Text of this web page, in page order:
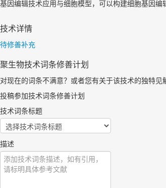
基因编辑技术应用与细胞模型，可以构建细胞基因
技术详情
待修善补充
聚生物技术词条修善计划
对现在的词条不满意？或者您有关于该技术的独特
投稿参加技术词条修善计划
技术词条标题
描述